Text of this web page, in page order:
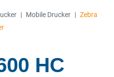
| Mobile Drucker | Zebra
HC